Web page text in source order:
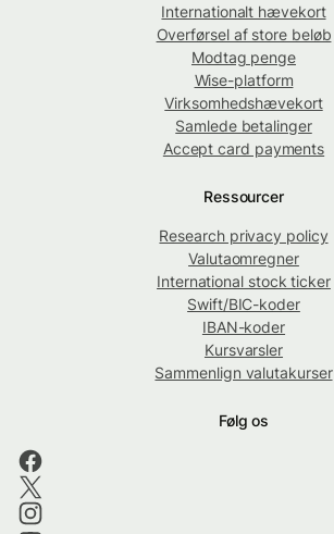
Internationalt hævekort
Overførsel af store beløb
Modtag penge
Wise-platform
Virksomhedshævekort
Samlede betalinger
Accept card payments
Ressourcer
Research privacy policy
Valutaomregner
International stock ticker
Swift/BIC-koder
IBAN-koder
Kursvarsler
Sammenlign valutakurser
Følg os